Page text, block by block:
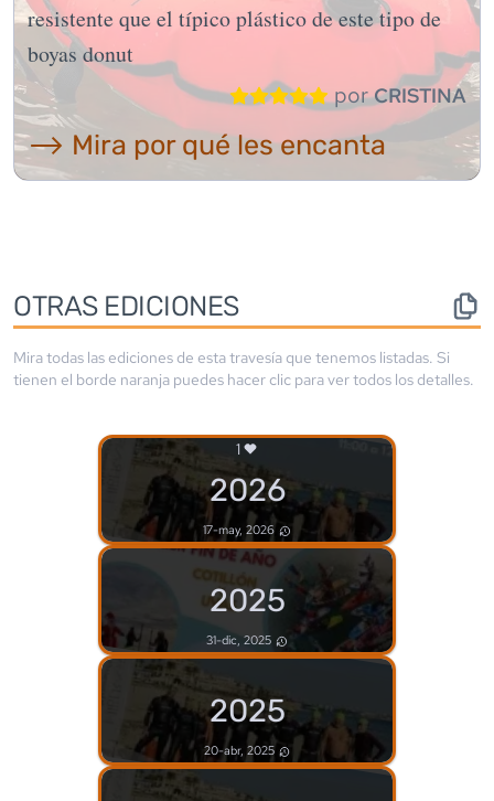
resistente que el típico plástico de este tipo de
boyas donut
porCRISTINA
⟶ Mira por qué les encanta
OTRAS EDICIONES
Mira todas las ediciones de esta travesía que tenemos listadas. Si
tienen el borde naranja puedes hacer clic para ver todos los detalles.
1
2026
17-may, 2026
2025
31-dic, 2025
2025
20-abr, 2025